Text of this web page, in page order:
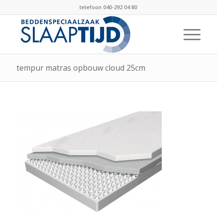
telefoon 040-292 04 80
tempur matras opbouw cloud 25cm